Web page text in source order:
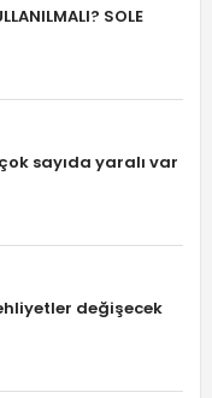
SOLE
sayıda yaralı var
değişecek